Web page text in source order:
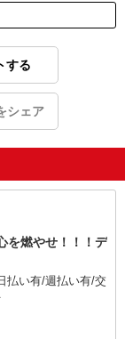
する
シェア
燃やせ！！！デ
払い有/週払い有/交